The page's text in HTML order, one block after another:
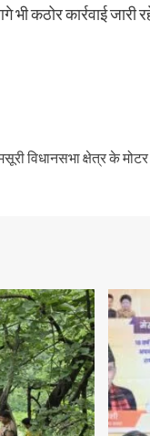
कठोर कार्रवाई जारी
विधानसभा क्षेत्र के मोटर